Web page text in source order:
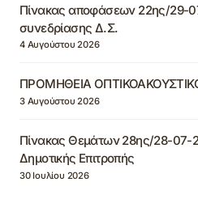
Πίνακας αποφάσεων 22ης/29-
συνεδρίασης Δ.Σ.
4 Αυγούστου 2026
ΠΡΟΜΗΘΕΙΑ
3 Αυγούστου 2026
Πίνακας Θεμάτων 28ης/28-07-
Δημοτικής Επιτροπής
30 Ιουλίου 2026